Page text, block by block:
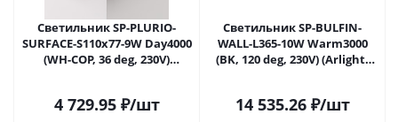
Светильник SP-PLURIO-
SURFACE-S110x77-9W Day4000
(WH-COP, 36 deg, 230V)
4 729.95₽/шт
Светильник SP-BULFIN-
WALL-L365-10W Warm3000
(BK, 120 deg, 230V) (Arlight,
14 535.26₽/шт